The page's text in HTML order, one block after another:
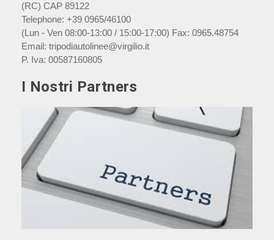
(RC) CAP 89122
Telephone: +39 0965/46100
(Lun - Ven 08:00-13:00 / 15:00-17:00) Fax: 0965.48754
Email: tripodiautolinee@virgilio.it
P. Iva: 00587160805
I Nostri Partners